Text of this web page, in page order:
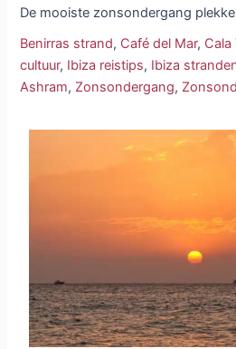
De mooiste zonsondergang
Benirras strand, Café del Mar, Cala
cultuur, Ibiza reistips, Ibiza
Ashram, Zonsondergang,